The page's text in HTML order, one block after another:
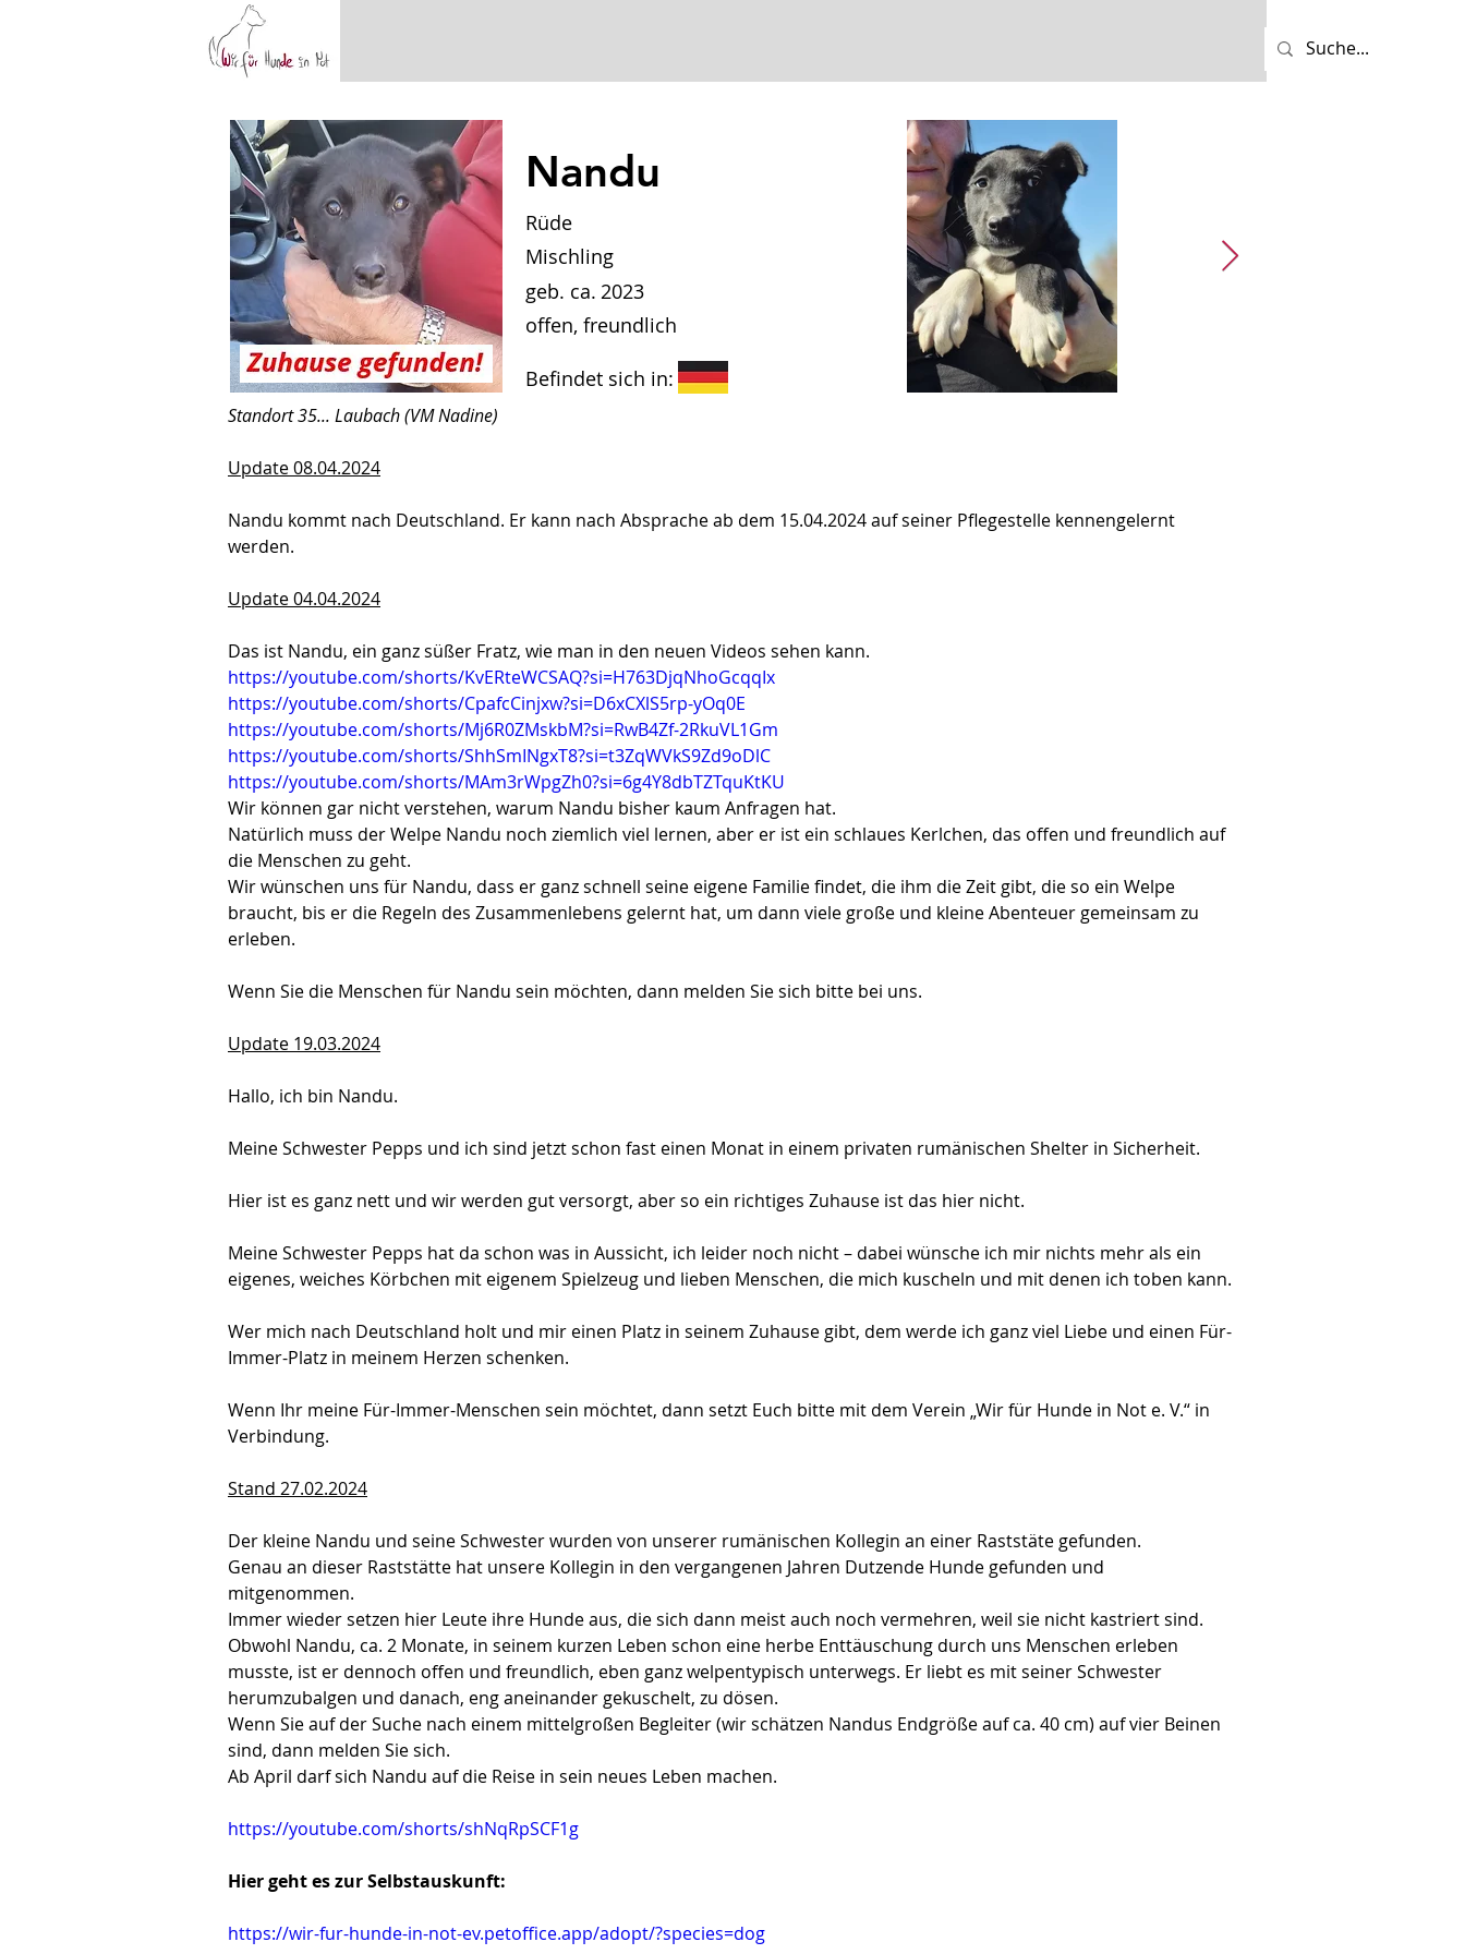
Nandu
Rüde
Mischling
2023
offen, freundlich
Befindet sich in:
geb. ca.
Standort 35... Laubach (VM Nadine)
Update 08.04.2024
Nandu kommt nach Deutschland. Er kann nach Absprache ab dem 15.04.2024 auf seiner Pflegestelle kennengelernt
werden.
Update 04.04.2024
Das ist Nandu, ein ganz süßer Fratz, wie man in den neuen Videos sehen kann.
https://youtube.com/shorts/KvERteWCSAQ?si=H763DjqNhoGcqqIx
https://youtube.com/shorts/CpafcCinjxw?si=D6xCXlS5rp-yOq0E
https://youtube.com/shorts/Mj6R0ZMskbM?si=RwB4Zf-2RkuVL1Gm
https://youtube.com/shorts/ShhSmINgxT8?si=t3ZqWVkS9Zd9oDlC
https://youtube.com/shorts/MAm3rWpgZh0?si=6g4Y8dbTZTquKtKU
Wir können gar nicht verstehen, warum Nandu bisher kaum Anfragen hat.
Natürlich muss der Welpe Nandu noch ziemlich viel lernen, aber er ist ein schlaues Kerlchen, das offen und freundlich auf
die Menschen zu geht.
Wir wünschen uns für Nandu, dass er ganz schnell seine eigene Familie findet, die ihm die Zeit gibt, die so ein Welpe
braucht, bis er die Regeln des Zusammenlebens gelernt hat, um dann viele große und kleine Abenteuer gemeinsam zu
erleben.
Wenn Sie die Menschen für Nandu sein möchten, dann melden Sie sich bitte bei uns.
Update 19.03.2024
Hallo, ich bin Nandu.
Meine Schwester Pepps und ich sind jetzt schon fast einen Monat in einem privaten rumänischen Shelter in Sicherheit.
Hier ist es ganz nett und wir werden gut versorgt, aber so ein richtiges Zuhause ist das hier nicht.
Meine Schwester Pepps hat da schon was in Aussicht, ich leider noch nicht – dabei wünsche ich mir nichts mehr als ein
eigenes, weiches Körbchen mit eigenem Spielzeug und lieben Menschen, die mich kuscheln und mit denen ich toben kann.
Wer mich nach Deutschland holt und mir einen Platz in seinem Zuhause gibt, dem werde ich ganz viel Liebe und einen Für-
Immer-Platz in meinem Herzen schenken.
Wenn Ihr meine Für-Immer-Menschen sein möchtet, dann setzt Euch bitte mit dem Verein „Wir für Hunde in Not e. V.“ in
Verbindung.
Stand 27.02.2024
Der kleine Nandu und seine Schwester wurden von unserer rumänischen Kollegin an einer Raststäte gefunden.
Genau an dieser Raststätte hat unsere Kollegin in den vergangenen Jahren Dutzende Hunde gefunden und
mitgenommen.
Immer wieder setzen hier Leute ihre Hunde aus, die sich dann meist auch noch vermehren, weil sie nicht kastriert sind.
Obwohl Nandu, ca. 2 Monate, in seinem kurzen Leben schon eine herbe Enttäuschung durch uns Menschen erleben
musste, ist er dennoch offen und freundlich, eben ganz welpentypisch unterwegs. Er liebt es mit seiner Schwester
herumzubalgen und danach, eng aneinander gekuschelt, zu dösen.
Wenn Sie auf der Suche nach einem mittelgroßen Begleiter (wir schätzen Nandus Endgröße auf ca. 40 cm) auf vier Beinen
sind, dann melden Sie sich.
Ab April darf sich Nandu auf die Reise in sein neues Leben machen.
https://youtube.com/shorts/shNqRpSCF1g
Hier geht es zur Selbstauskunft:
https://wir-fur-hunde-in-not-ev.petoffice.app/adopt/?species=dog